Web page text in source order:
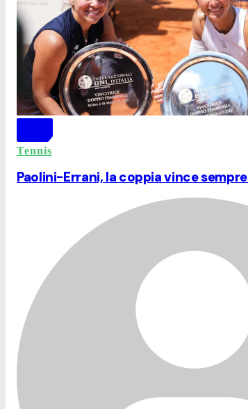
Tennis
Paolini-Errani, la coppia vince